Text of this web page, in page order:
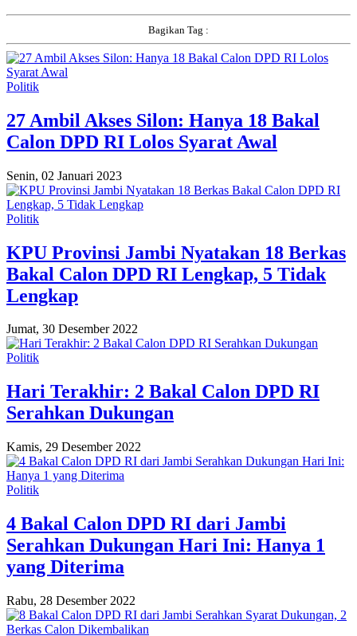
Bagikan Tag :
Politik
27 Ambil Akses Silon: Hanya 18 Bakal
Calon DPD RI Lolos Syarat Awal
Senin, 02 Januari 2023
Politik
KPU Provinsi Jambi Nyatakan 18 Berkas
Bakal Calon DPD RI Lengkap, 5 Tidak
Lengkap
Jumat, 30 Desember 2022
Politik
Hari Terakhir: 2 Bakal Calon DPD RI
Serahkan Dukungan
Kamis, 29 Desember 2022
Politik
4 Bakal Calon DPD RI dari Jambi
Serahkan Dukungan Hari Ini: Hanya 1
yang Diterima
Rabu, 28 Desember 2022